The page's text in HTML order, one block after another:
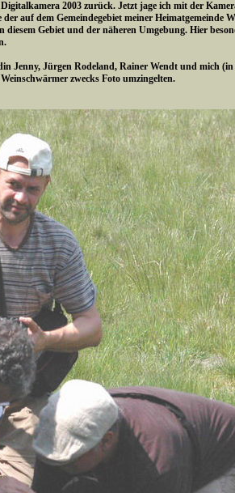
2003 zurück. Jetzt jage ich mit der
auf dem Gemeindegebiet meiner Heimatgemeinde
Gebiet und der näheren Umgebung. Hier
Jenny, Jürgen Rodeland, Rainer Wendt und mich
zwecks Foto umzingelten.